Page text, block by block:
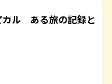
カル ある旅の記録と